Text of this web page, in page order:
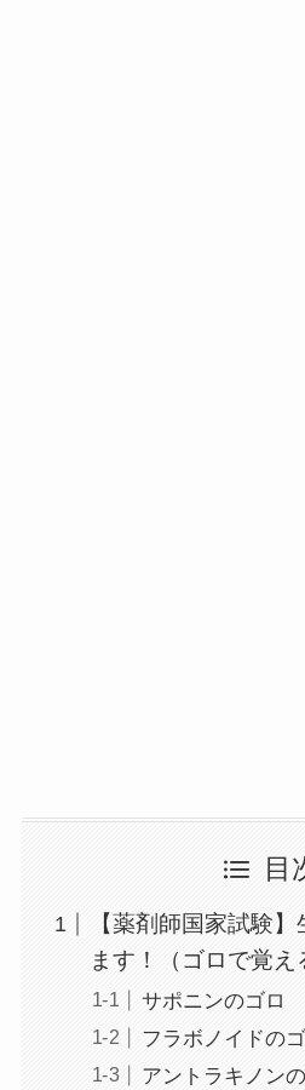
目
【薬剤師国家試験
ます！（ゴロで覚え
サポニンのゴロ
フラボノイドの
アントラキノン